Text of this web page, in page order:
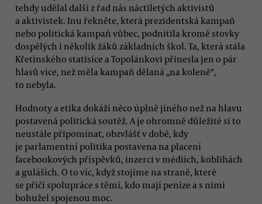
tehdy udělal další z řad nás náctiletých aktivistů
a aktivistek. Inu řekněte, která prezidentská kampaň
nebo politická kampaň vůbec, podnítila kromě stovky
dospělých i několik žáků základních škol. Ta, která stála
Křetínského statisíce a Topolánkovi přinesla jen o pár
hlasů více, než měla kampaň dělaná „na koleně“,
to nebyla.
Hodnoty a etika dokáží něco úplně jiného než na hlavu
postavená politická soutěž. A je ohromně důležité si to
neustále připomínat, obzvlášť v době, kdy
je parlamentní politika postavena na placení
facebookových příspěvků, inzerci v médiích, koblihách
a guláších. O to víc, když stojíme na straně, které
se příčí spolupráce s těmi, kdo mají peníze a s nimi
bohužel spojenou moc.